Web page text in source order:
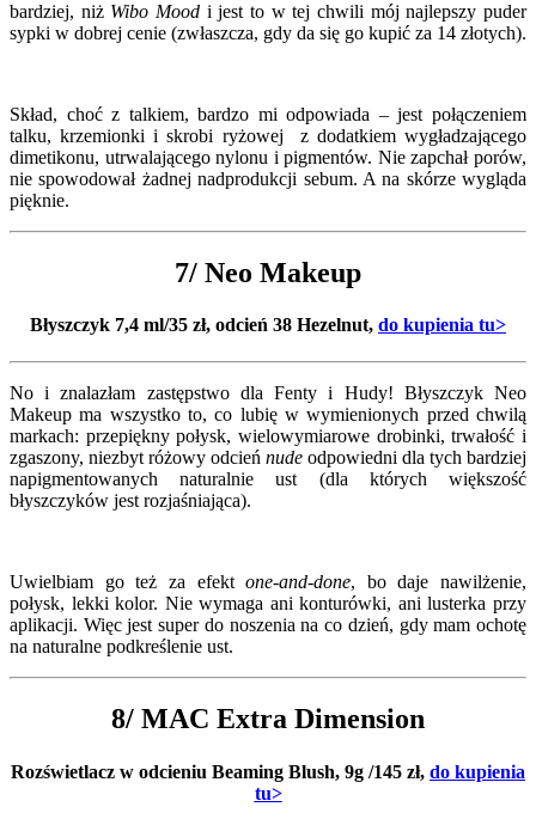
bardziej, niż Wibo Mood i jest to w tej chwili mój najlepszy puder
sypki w dobrej cenie (zwłaszcza, gdy da się go kupić za 14 złotych).
Skład, choć z talkiem, bardzo mi odpowiada – jest połączeniem
talku, krzemionki i skrobi ryżowej z dodatkiem wygładzającego
dimetikonu, utrwalającego nylonu i pigmentów. Nie zapchał porów,
nie spowodował żadnej nadprodukcji sebum. A na skórze wygląda
pięknie.
7/ Neo Makeup
Błyszczyk 7,4 ml/35 zł, odcień 38 Hezelnut, do kupienia tu>
No i znalazłam zastępstwo dla Fenty i Hudy! Błyszczyk Neo
Makeup ma wszystko to, co lubię w wymienionych przed chwilą
markach: przepiękny połysk, wielowymiarowe drobinki, trwałość i
zgaszony, niezbyt różowy odcień nude odpowiedni dla tych bardziej
napigmentowanych naturalnie ust (dla których większość
błyszczyków jest rozjaśniająca).
Uwielbiam go też za efektone-and-done, bo daje nawilżenie,
połysk, lekki kolor. Nie wymaga ani konturówki, ani lusterka przy
aplikacji. Więc jest super do noszenia na co dzień, gdy mam ochotę
na naturalne podkreślenie ust.
8/ MAC Extra Dimension
Rozświetlacz w odcieniu Beaming Blush, 9g /145 zł, do kupienia
tu>